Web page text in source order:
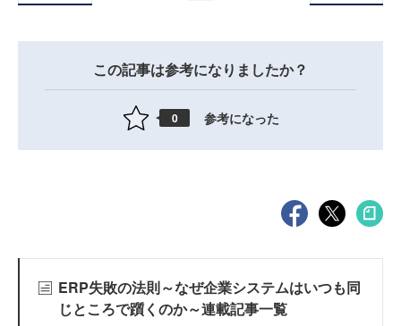
この記事は参考になりましたか？
0 参考になった
ERP失敗の法則～なぜ企業システムはいつも同
じところで躓くのか～連載記事一覧